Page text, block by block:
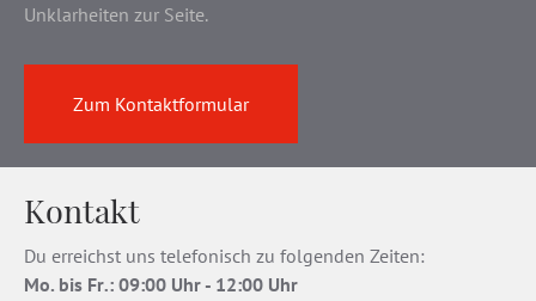
Unklarheiten zur Seite.
Zum Kontaktformular
Kontakt
Du erreichst uns telefonisch zu folgenden Zeiten:
Mo. bis Fr.: 09:00 Uhr - 12:00 Uhr